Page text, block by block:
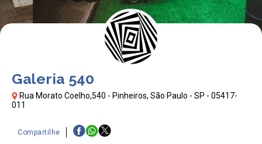
Galeria 540
Rua Morato Coelho,540 - Pinheiros, São Paulo - SP - 05417-
011
Compartilhe